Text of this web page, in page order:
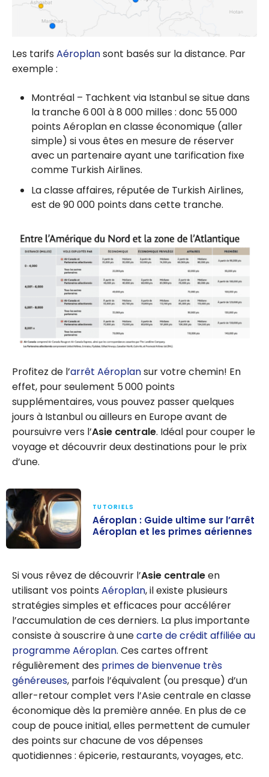
Les tarifs Aéroplansont basés sur la distance. Par
exemple :
Montréal – Tachkent via Istanbul se situe dans
la tranche 6 001 à 8 000 milles : donc 55 000
points Aéroplan en classe économique (aller
simple) si vous êtes en mesure de réserver
avec un partenaire ayant une tarification fixe
comme Turkish Airlines.
La classe affaires, réputée de Turkish Airlines,
est de 90 000 points dans cette tranche.
Profitez de l’arrêt Aéroplansur votre chemin! En
effet, pour seulement 5 000 points
supplémentaires, vous pouvez passer quelques
jours à Istanbul ou ailleurs en Europe avant de
poursuivre vers l’Asie centrale. Idéal pour couper le
voyage et découvrir deux destinations pour le prix
d’une.
Guide ultime
sur l’arrêt
Aéroplan et les
primes
aériennes
TUTORIELS
Aéroplan : Guide ultime sur l’arrêt
Aéroplan et les primes aériennes
Si vous rêvez de découvrir l’Asie centraleen
utilisant vos points Aéroplan, il existe plusieurs
stratégies simples et efficaces pour accélérer
l’accumulation de ces derniers. La plus importante
consiste à souscrire à unecarte de crédit affiliée au
programme Aéroplan. Ces cartes offrent
régulièrement des primes de bienvenue très
généreuses, parfois l’équivalent (ou presque) d’un
aller-retour complet vers l’Asie centrale en classe
économique dès la première année. En plus de ce
coup de pouce initial, elles permettent de cumuler
des points sur chacune de vos dépenses
quotidiennes : épicerie, restaurants, voyages, etc.